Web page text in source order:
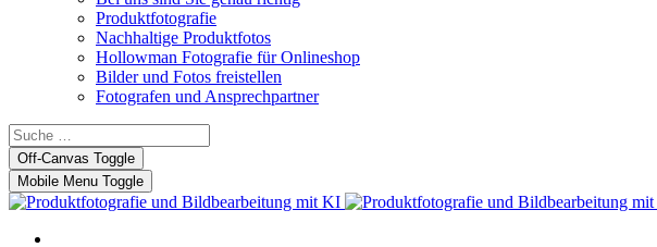
Produktfotografie
Nachhaltige Produktfotos
Hollowman Fotografie für Onlineshop
Bilder und Fotos freistellen
Fotografen und Ansprechpartner
Off-Canvas Toggle
Mobile Menu Toggle